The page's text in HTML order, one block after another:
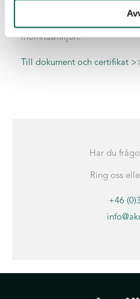
inomhusmiljön.
Till dokument och certifikat
Har du
Ring oss
+46